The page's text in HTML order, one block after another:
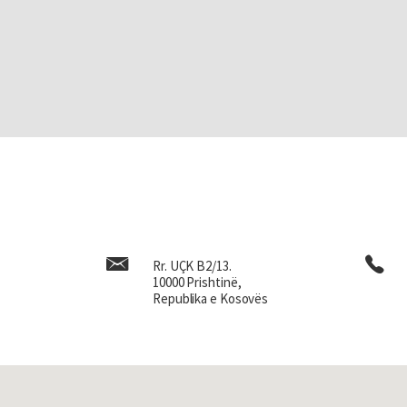
Rr. UÇK B2/13.
10000 Prishtinë,
Republika e Kosovës